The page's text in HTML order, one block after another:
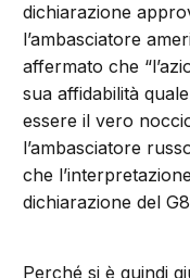
dichiarazione
l’ambasciatore
affermato che
sua affidabilità
essere il vero
l’ambasciatore
che
dichiarazione del
Perché si è quindi